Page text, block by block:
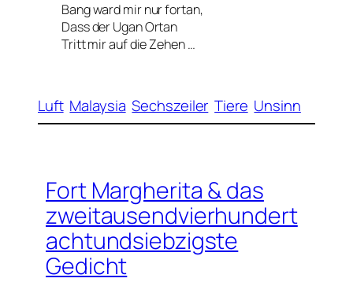
Bang ward mir nur fortan,
Dass der Ugan Ortan
Tritt mir auf die Zehen …
Luft Malaysia Sechszeiler Tiere Unsinn
Fort Margherita & das
zweitausendvierhundert
achtundsiebzigste
Gedicht